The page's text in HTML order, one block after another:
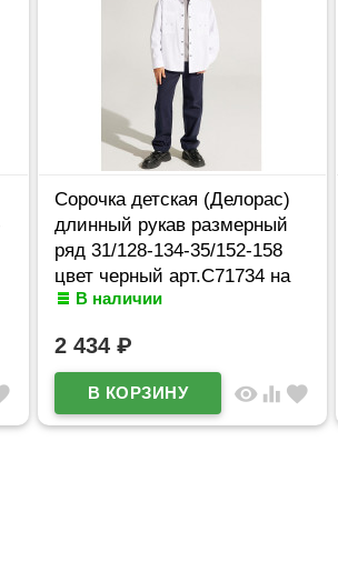
Сорочка детская (Делорас)
длинный рукав размерный
ряд 31/128-134-35/152-158
цвет черный арт.C71734 на
кнопках
В наличии
2 434 ₽
visibility equalizer favorite